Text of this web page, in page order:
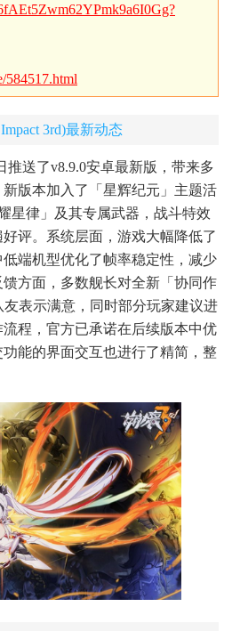
584517.html
3rd)最新动态
推送了v8.9.0安卓最新版，带来多
版本加入了「星辉纪元」主题活
星律」及其专属武器，战斗特效
评。系统层面，游戏大幅降低了
端机型优化了帧率稳定性，减少
方面，多数舰长对全新「协同作
表示满意，同时部分玩家建议进
程，官方已承诺在后续版本中优
能的界面交互也进行了精简，整